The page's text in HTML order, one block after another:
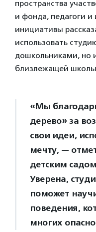
пространства
и фонда, педагоги и
инициативы
использовать
дошкольниками, но
близлежащей
«Мы
дерево» за
свои идеи,
мечту, —
детским
Уверена,
поможет
поведения,
многих